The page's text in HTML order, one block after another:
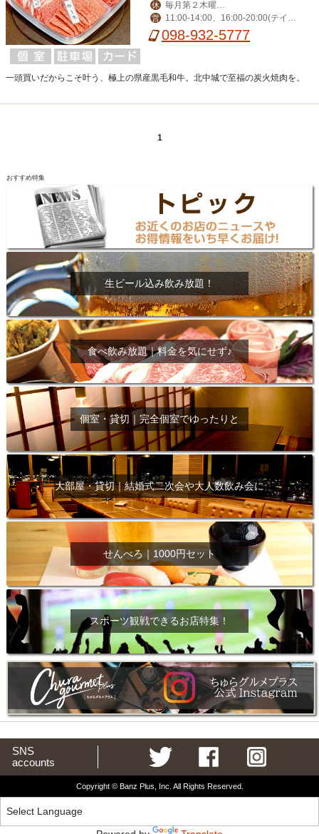
休
毎月第２木曜※
現在は休まず営業し
ております
営
11:00-14:00、16:00-20:00(テイク
アウト)
098-932-5777
一頭買いだからこそ叶う、極上の県産黒毛和牛。北中城で至福の炭火焼肉を。
1
おすすめ特集
生ビール込み飲み放題！
食べ飲み放題｜料金を気にせず♪
個室・貸切｜完全個室でゆったりと
大部屋・貸切｜結婚式二次会や大人数飲み会に
せんべろ｜1000円セット
スポーツ観戦できるお店特集！
SNS
accounts
Copyright © Banz Plus, Inc. All Rights Reserved.